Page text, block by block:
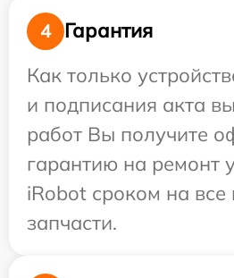
4
Гарантия
Как только
и подписания акта
работ Вы получите
гарантию на ремонт
iRobot сроком на
запчасти.